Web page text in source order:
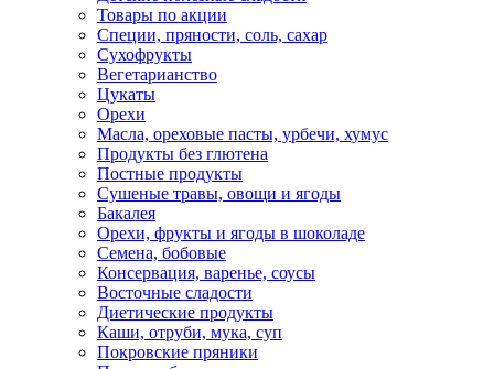
Товары по акции
Специи, пряности, соль, сахар
Сухофрукты
Вегетарианство
Цукаты
Орехи
Масла, ореховые пасты, урбечи, хумус
Продукты без глютена
Постные продукты
Сушеные травы, овощи и ягоды
Бакалея
Орехи, фрукты и ягоды в шоколаде
Семена, бобовые
Консервация, варенье, соусы
Восточные сладости
Диетические продукты
Каши, отруби, мука, суп
Покровские пряники